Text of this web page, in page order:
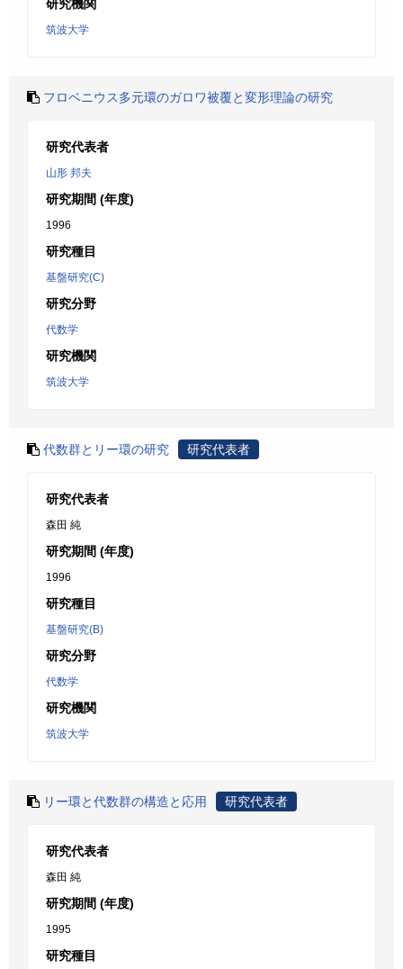
研究機関
筑波大学
フロベニウス多元環のガロワ被覆と変形理論の研究
研究代表者
山形 邦夫
研究期間 (年度)
1996
研究種目
基盤研究(C)
研究分野
代数学
研究機関
筑波大学
代数群とリー環の研究 研究代表者
研究代表者
森田 純
研究期間 (年度)
1996
研究種目
基盤研究(B)
研究分野
代数学
研究機関
筑波大学
リー環と代数群の構造と応用 研究代表者
研究代表者
森田 純
研究期間 (年度)
1995
研究種目